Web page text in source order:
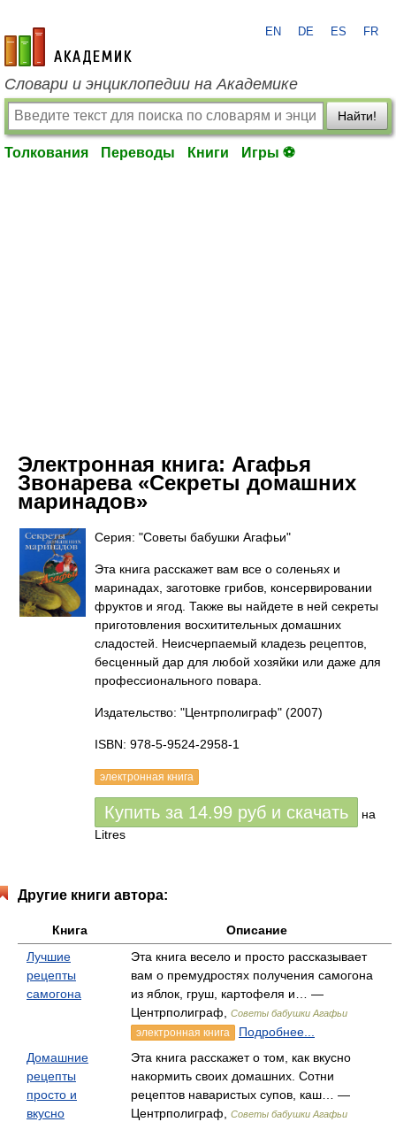
academic.ru
EN DE ES FR
Словари и энциклопедии на Академике
Найти!
Толкования Переводы Книги Игры ⚽
Электронная книга: Агафья
Звонарева «Секреты домашних
маринадов»
Серия: "Советы бабушки Агафьи"
Эта книга расскажет вам все о соленьях и
маринадах, заготовке грибов, консервировании
фруктов и ягод. Также вы найдете в ней секреты
приготовления восхитительных домашних
сладостей. Неисчерпаемый кладезь рецептов,
бесценный дар для любой хозяйки или даже для
профессионального повара.
Издательство: "Центрполиграф" (2007)
ISBN: 978-5-9524-2958-1
электронная книга
Купить за 14.99 руб и скачать
на
Litres
Другие книги автора:
Книга
Описание
Лучшие
рецепты
самогона
Эта книга весело и просто рассказывает
вам о премудростях получения самогона
из яблок, груш, картофеля и… —
Центрполиграф,
Советы бабушки Агафьи
электронная книга
Подробнее...
Домашние
рецепты
просто и
вкусно
Эта книга расскажет о том, как вкусно
накормить своих домашних. Сотни
рецептов наваристых супов, каш… —
Центрполиграф,
Советы бабушки Агафьи